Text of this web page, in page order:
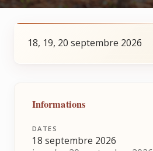
18, 19, 20 septembre 2026
Informations
DATES
18 septembre 2026